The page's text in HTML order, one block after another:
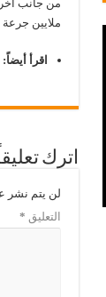
ملايين جرعة من لقاح
اقرأ أيضاً:
اترك
لن يتم نشر
التعليق *